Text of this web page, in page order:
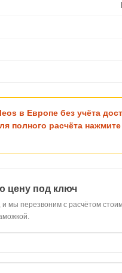
в Европе без учёта
полного расчёта нажмите
цену под ключ
и мы перезвоним с расчётом